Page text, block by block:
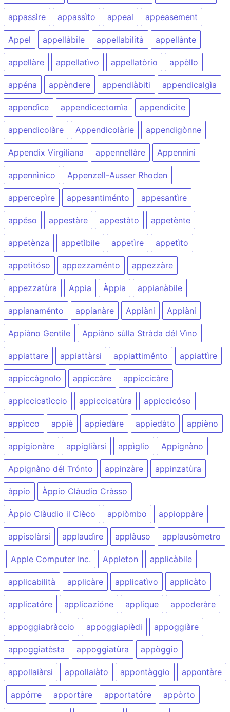
appassìre appassìto appeal appeasement
Appel appellàbile appellabilità appellànte
appellàre appellatìvo appellatòrio appèllo
appéna appèndere appendiàbiti appendicalgìa
appendìce appendicectomìa appendicìte
appendicolàre Appendicolàrie appendigònne
Appendix Virgiliana appennellàre Appennìni
appennìnico Appenzell-Ausser Rhoden
appercepìre appesantiménto appesantìre
appéso appestàre appestàto appetènte
appetènza appetìbile appetìre appetìto
appetitóso appezzaménto appezzàre
appezzatùra Appia Àppia appianàbile
appianaménto appianàre Appiàni Appiàni
Appiàno Gentìle Appiàno sùlla Stràda dél Vìno
appiattare appiattàrsi appiattiménto appiattìre
appiccàgnolo appiccàre appiccicàre
appiccicatìccio appiccicatùra appiccicóso
appìcco appiè appiedàre appiedàto appièno
appigionàre appigliàrsi appìglio Appignàno
Appignàno dél Trónto appinzàre appinzatùra
àppio Àppio Clàudio Cràsso
Àppio Clàudio il Cièco appiòmbo appioppàre
appisolàrsi applaudìre applàuso applausòmetro
Apple Computer Inc. Appleton applicàbile
applicabilità applicàre applicatìvo applicàto
applicatóre applicazióne applique appoderàre
appoggiabràccio appoggiapièdi appoggiàre
appoggiatèsta appoggiatùra appòggio
appollaiàrsi appollaiàto appontàggio appontàre
appórre apportàre apportatóre appòrto